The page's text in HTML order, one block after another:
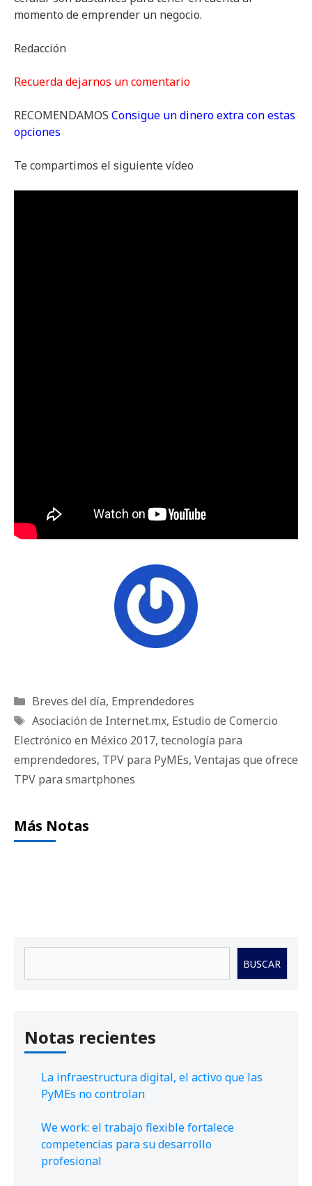
momento de emprender un negocio.
Redacción
Recuerda dejarnos un comentario
RECOMENDAMOS Consigue un dinero extra con estas
opciones
Te compartimos el siguiente vídeo
Categorías
Breves del día, Emprendedores
Etiquetas
Asociación de Internet.mx, Estudio de Comercio
Electrónico en México 2017, tecnología para
emprendedores, TPV para PyMEs, Ventajas que ofrece
TPV para smartphones
Más Notas
BUSCAR
Notas recientes
La infraestructura digital, el activo que las
PyMEs no controlan
We work: el trabajo flexible fortalece
competencias para su desarrollo
profesional